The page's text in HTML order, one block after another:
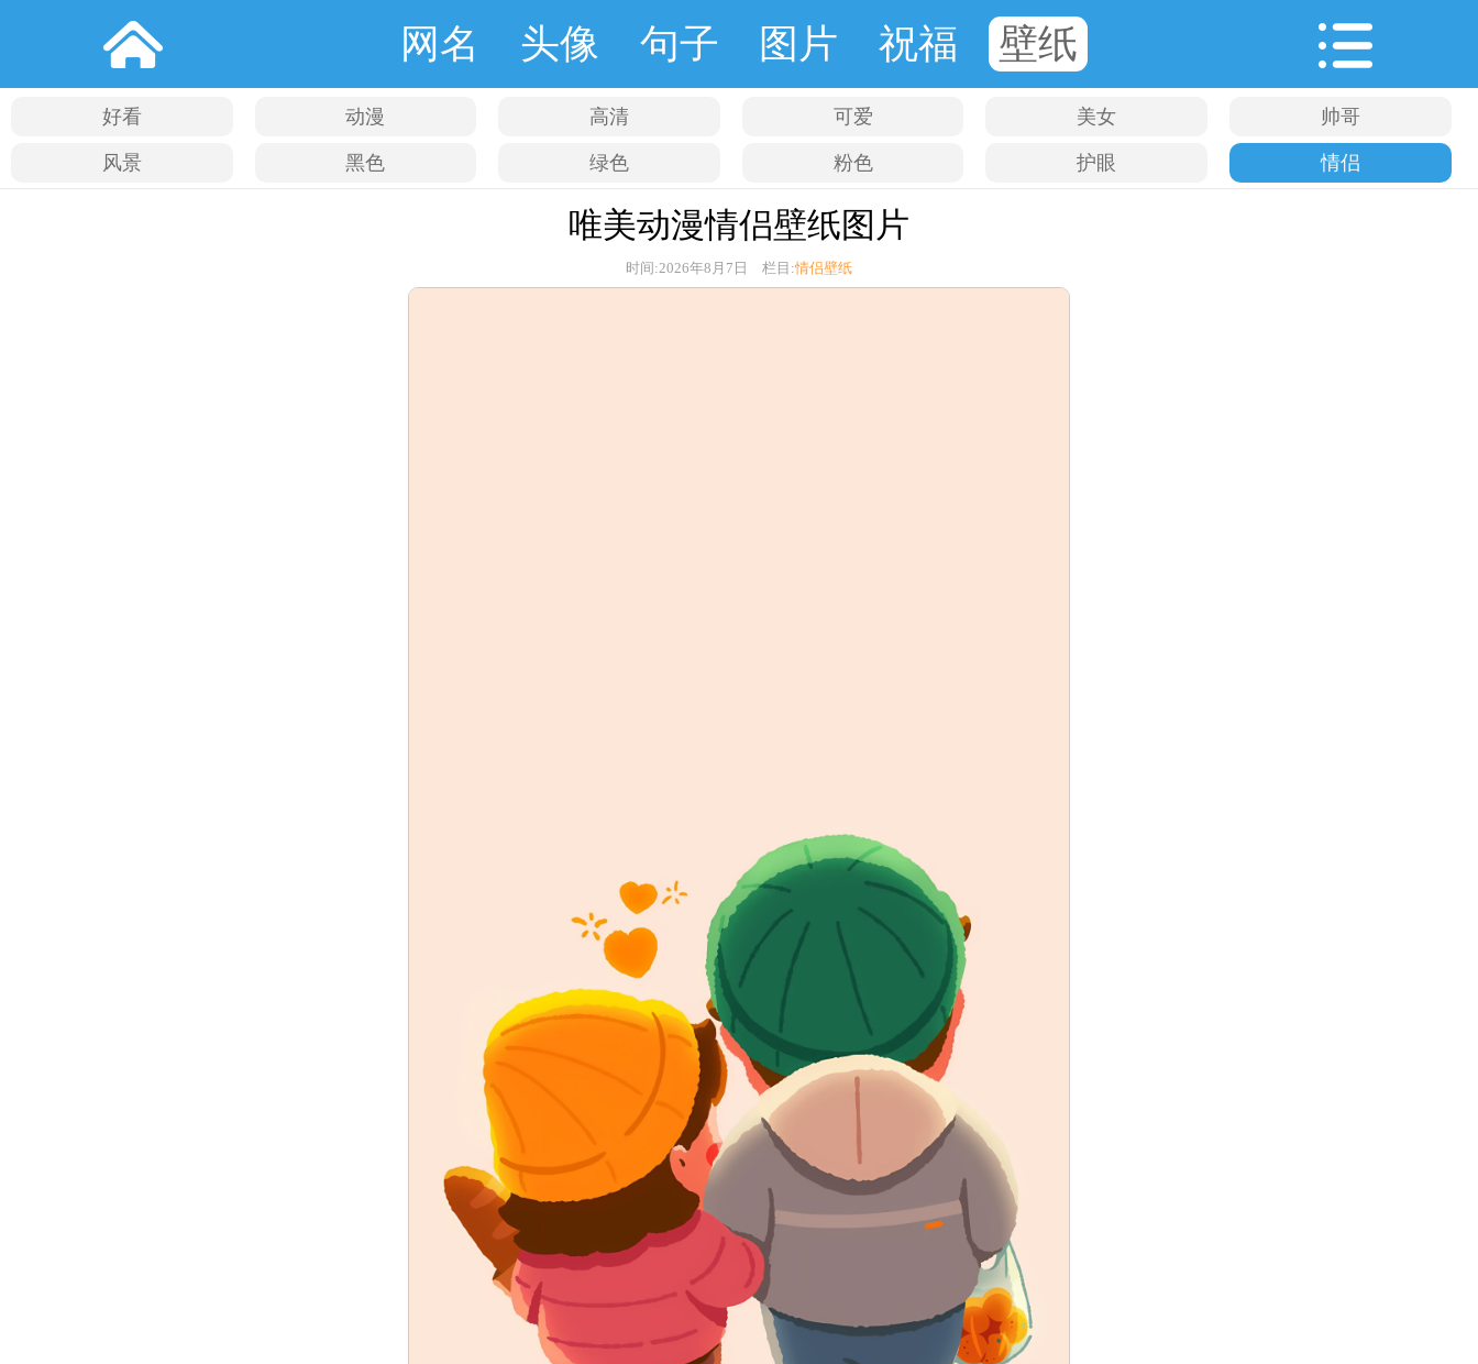
网名 头像 句子 图片 祝福 壁纸
好看 动漫 高清 可爱 美女 帅哥
风景 黑色 绿色 粉色 护眼 情侣
唯美动漫情侣壁纸图片
时间:2026年8月7日 栏目:情侣壁纸